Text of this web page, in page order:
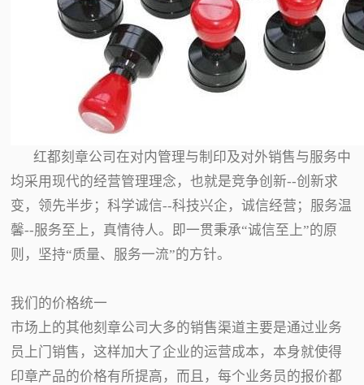
红都刻章公司在对内管理与制印及对外销售与服务中
均采用现代的经营管理理念，也就是竞争创新--创新求
变，领先半步；科学诚信--科技兴企，诚信经营；服务温
馨--服务至上，真情待人。即一贯秉承“诚信至上”的原
则，坚持“质量、服务一流”的方针。
我们的价格统一
市场上的其他刻章公司大多的销售渠道主要是通过业务
员上门销售，这样加大了企业的运营成本，本身就使得
印章产品的价格有所提高，而且，每个业务员的报价都